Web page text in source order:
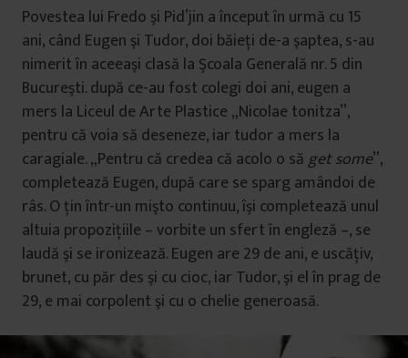
Povestea lui Fredo şi Pid’jin a început în urmă cu 15
ani, când Eugen şi Tudor, doi băieţi de-a şaptea, s-au
nimerit în aceeaşi clasă la Şcoala Generală nr. 5 din
Bucureşti. după ce-au fost colegi doi ani, eugen a
mers la Liceul de Arte Plastice „Nicolae tonitza”,
pentru că voia să deseneze, iar tudor a mers la
caragiale. „Pentru că credea că acolo o săget some”,
completează Eugen, după care se sparg amândoi de
râs. O ţin într-un mişto continuu, îşi completează unul
altuia propoziţiile – vorbite un sfert în engleză –, se
laudă şi se ironizează. Eugen are 29 de ani, e uscăţiv,
brunet, cu păr des şi cu cioc, iar Tudor, şi el în prag de
29, e mai corpolent şi cu o chelie generoasă.